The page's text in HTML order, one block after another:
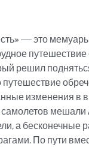
— это
решил
путешествие
изменения в
мешали
а бесконечные
По пути